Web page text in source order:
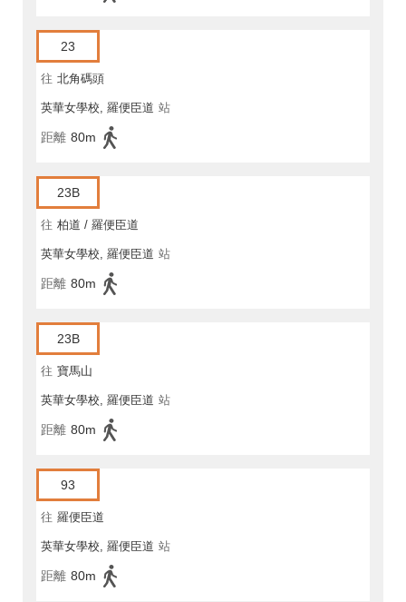
23
往 北角碼頭
英華女學校, 羅便臣道 站
距離 80m
23B
往 柏道 / 羅便臣道
英華女學校, 羅便臣道 站
距離 80m
23B
往 寶馬山
英華女學校, 羅便臣道 站
距離 80m
93
往 羅便臣道
英華女學校, 羅便臣道 站
距離 80m